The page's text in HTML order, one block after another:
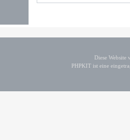
Diese
PHPKIT ist eine